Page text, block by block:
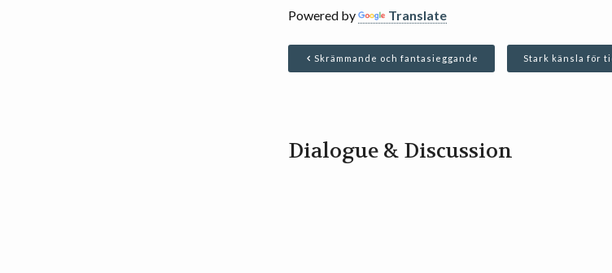
Powered by Translate
Skrämmande och fantasieggande Stark känsla för
Dialogue & Discussion